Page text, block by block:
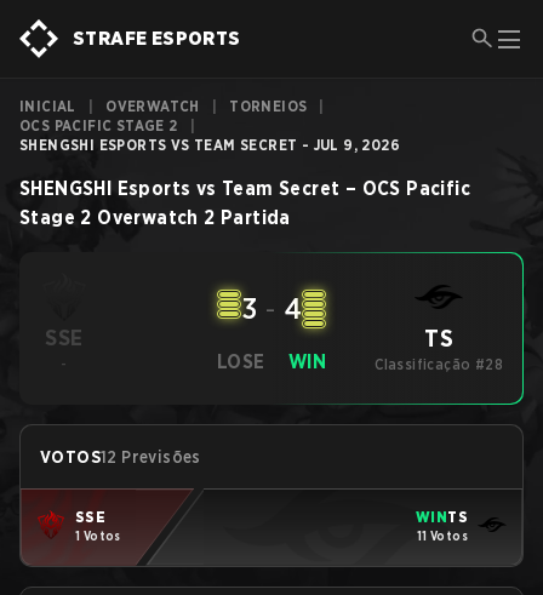
STRAFE ESPORTS
INICIAL OVERWATCH TORNEIOS
OCS PACIFIC STAGE 2
SHENGSHI ESPORTS VS TEAM SECRET - JUL 9, 2026
SHENGSHI Esports vs Team Secret – OCS Pacific
Stage 2 Overwatch 2 Partida
SSE
- LOSE
3 - 4
WIN
TS
Classificação #28
VOTOS12 Previsões
SSE
1 Votos
WINTS
11 Votos